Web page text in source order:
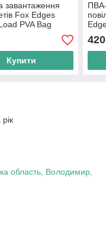
завантаження
Fox Edges
PVA Bag
x 120mm
Купити
420
область, Володимир,